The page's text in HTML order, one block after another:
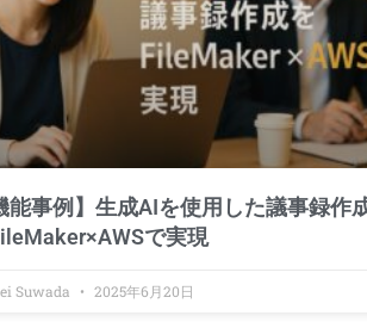
能事例】生成AIを使用した議事録作
で実現
Suwada 2025年6月20日